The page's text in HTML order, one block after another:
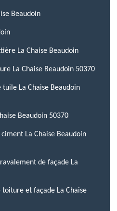
Beaudoin
La Chaise Beaudoin
La Chaise Beaudoin 50370
La Chaise Beaudoin
Beaudoin 50370
La Chaise Beaudoin
de façade La
et façade La Chaise